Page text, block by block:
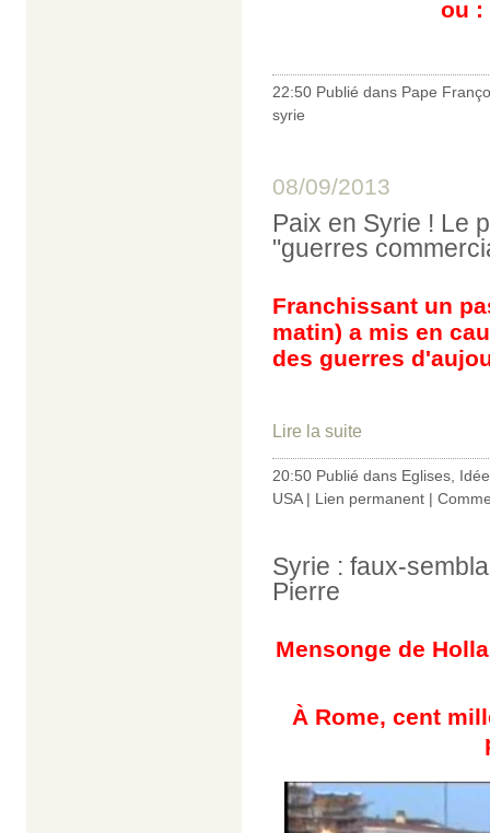
ou
22:50 Publié dans Pape
syrie
08/09/2013
Paix en Syrie ! Le
"guerres
Franchissant un
matin) a mis en
des guerres
Lire la suite
20:50 Publié dans Eglises
USA| Lien permanent |
Syrie : faux-
Pierre
Mensonge de
À Rome, cent